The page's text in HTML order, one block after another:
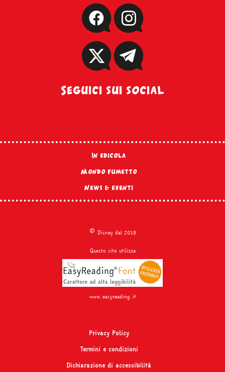
Seguici sui social
In edicola
Mondo fumetto
News & eventi
© Disney dal 2019
Questo sito utilizza
www.easyreading.it
Privacy Policy
Termini e condizioni
Dichiarazione di accessibilità